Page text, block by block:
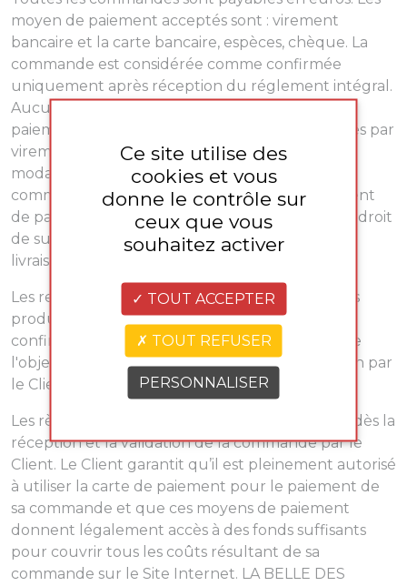
moyen de paiement acceptés sont : virement
bancaire et la carte bancaire, espèces, chèque. La
commande est considérée comme confirmée
uniquement après réception du réglement intégral.
Aucun plat ne sera préparé avant validation du
paiement. Les paiements peuvent être effectués par
virement bancaire ou carte bancaire, selon les
modalités communiquées au client lors de la
commande. En cas de non paiement ou d'incident
de paiement, La Belle des Champs se réserve le droit
de suspendre ou d'annuler la commande et la
livraison.
Les repas étant préparés à la demande avec des
produits frais et pérrissables toute commande
confirmée et réglée est ferme et ne pourra faire
l'objet d'un remboursement en cas d'annulation par
le Client.
Les règlements via CB et PayPal sont encaissés dès la
réception et la validation de la commande par le
Client. Le Client garantit qu’il est pleinement autorisé
à utiliser la carte de paiement pour le paiement de
sa commande et que ces moyens de paiement
donnent légalement accès à des fonds suffisants
pour couvrir tous les coûts résultant de sa
commande sur le Site Internet. LA BELLE DES
Ce site utilise des
cookies et vous
donne le contrôle sur
ceux que vous
souhaitez activer
TOUT ACCEPTER
TOUT REFUSER
PERSONNALISER